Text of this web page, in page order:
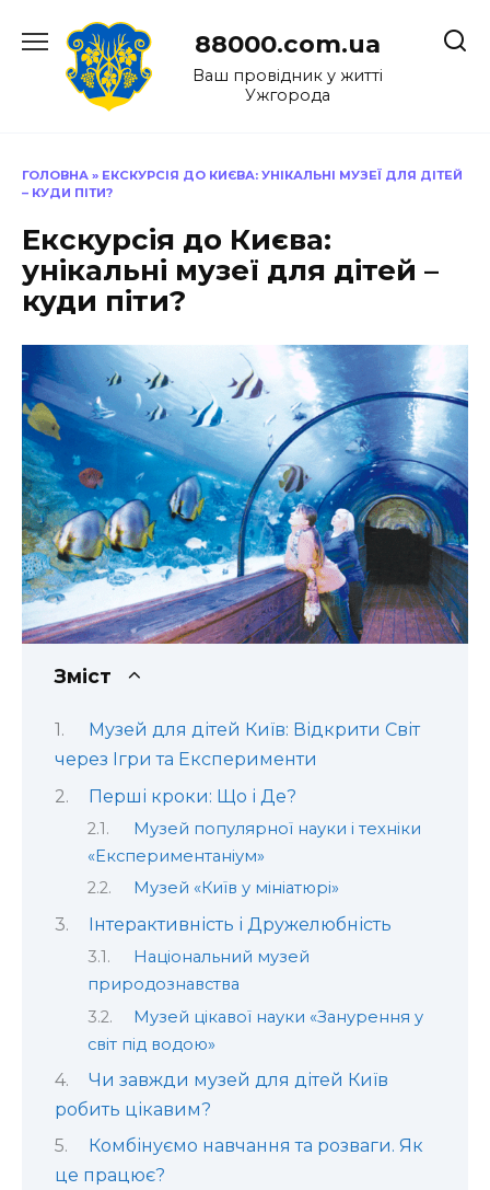
до
88000.com.ua
Ваш провідник у житті
Ужгорода
ГОЛОВНА » ЕКСКУРСІЯ ДО КИЄВА: УНІКАЛЬНІ МУЗЕЇ ДЛЯ ДІТЕЙ
– КУДИ ПІТИ?
Екскурсія до Києва:
унікальні музеї для дітей –
куди піти?
Зміст
Музей для дітей Київ: Відкрити Світ
через Ігри та Експерименти
Перші кроки: Що і Де?
Музей популярної науки і техніки
«Експериментаніум»
Музей «Київ у мініатюрі»
Інтерактивність і Дружелюбність
Національний музей
природознавства
Музей цікавої науки «Занурення у
світ під водою»
Чи завжди музей для дітей Київ
робить цікавим?
Комбінуємо навчання та розваги. Як
це працює?